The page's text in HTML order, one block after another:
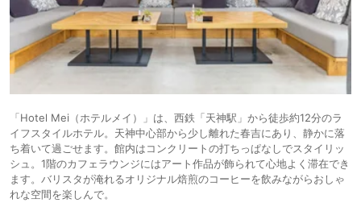
「Hotel Mei（ホテルメイ）」は、西鉄「天神駅」から徒歩約12分のラ
イフスタイルホテル。天神中心部から少し離れた春吉にあり、静かに落
ち着いて過ごせます。館内はコンクリートの打ちっぱなしでスタイリッ
シュ。1階のカフェラウンジにはアート作品が飾られて心地よく滞在でき
ます。バリスタが淹れるオリジナル焙煎のコーヒーを飲みながらおしゃ
れな空間を楽しんで。